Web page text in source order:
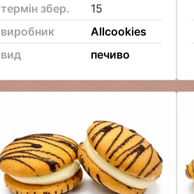
термін збер.
15
виробник
Allcookies
вид
печиво